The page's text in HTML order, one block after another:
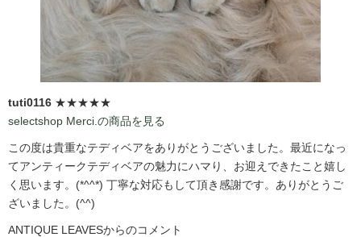
tuti0116 ★★★★★
selectshop Merci.の商品を見る
この度は貴重なテディベアをありがとうございました。最近になっ
てアンティークテディベアの魅力にハマり、お迎えできたこと嬉し
く思います。(*^^*) 丁寧な対応もして頂き感謝です。ありがとうご
ざいました。(^^)
ANTIQUE LEAVESからのコメント